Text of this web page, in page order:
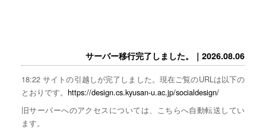
サーバー移行完了しました。｜2026.08.06
18:22 サイトの引越しが完了しました。現在ご覧のURLは以下の
とおりです。 https://design.cs.kyusan-u.ac.jp/socialdesign/
旧サーバーへのアクセスについては、こちらへ自動転送してい
ます。